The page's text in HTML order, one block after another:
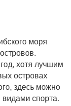
моря
хотя лучшим
островах
здесь можно
видами спорта.